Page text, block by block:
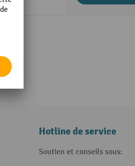
Hotline de service
Soutien et conseils sous: